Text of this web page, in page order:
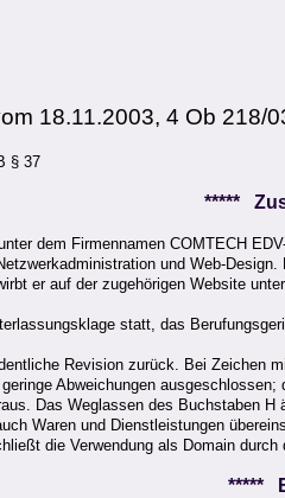
18.11.2003, 4 Ob 218/
§ 37
*****
dem Firmennamen COMTECH
und Web-
er auf der zugehörigen Website
statt, das
Revision zurück. Bei Zeichen
Abweichungen
Das Weglassen des Buchstaben
Waren und Dienstleistungen
die Verwendung als Domain
*****